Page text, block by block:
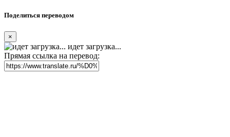
Поделиться переводом
×
идет загрузка...
Прямая ссылка на перевод: